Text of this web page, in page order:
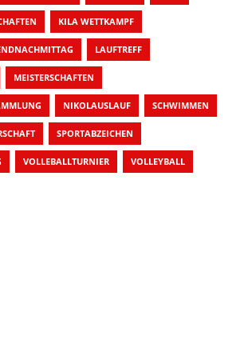
KILA WETTKAMPF
LAUFTREFF
MEISTERSCHAFTEN
NIKOLAUSLAUF SCHWIMMEN
SPORTABZEICHEN
VOLLEBALLTURNIER VOLLEYBALL